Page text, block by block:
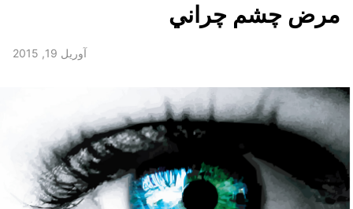
مرض چشم چراني
آوریل 19, 2015